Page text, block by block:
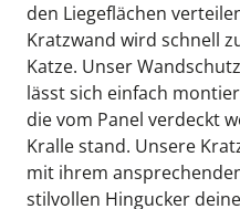
den Liegeflächen
Kratzwand wird schnell
Katze. Unser
lässt sich einfach
die vom Panel verdeckt
Kralle stand. Unsere
mit ihrem
stilvollen Hingucker